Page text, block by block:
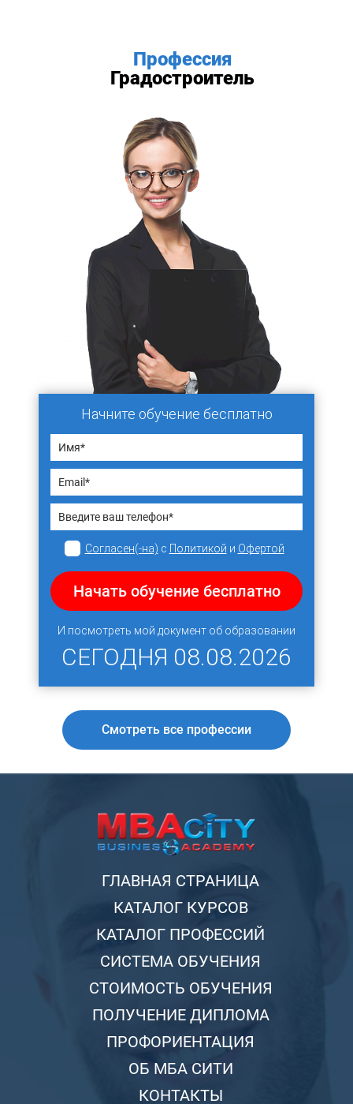
Профессия
Градостроитель
Начните обучение бесплатно
Согласен(-на) с Политикой и Офертой
Начать обучение бесплатно
И посмотреть мой документ об образовании
СЕГОДНЯ 08.08.2026
Смотреть все профессии
ГЛАВНАЯ СТРАНИЦА
КАТАЛОГ КУРСОВ
КАТАЛОГ ПРОФЕССИЙ
СИСТЕМА ОБУЧЕНИЯ
СТОИМОСТЬ ОБУЧЕНИЯ
ПОЛУЧЕНИЕ ДИПЛОМА
ПРОФОРИЕНТАЦИЯ
ОБ МБА СИТИ
КОНТАКТЫ